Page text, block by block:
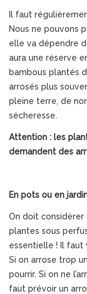
Il faut
Nous ne pouvons
elle va dépendre
aura une réserve
bambous plantés
arrosés plus
pleine terre, de
sécheresse.
Attention : les
demandent des
En pots ou en
On doit
plantes sous
essentielle ! Il faut
Si on arrose trop
pourrir. Si on ne
faut prévoir un